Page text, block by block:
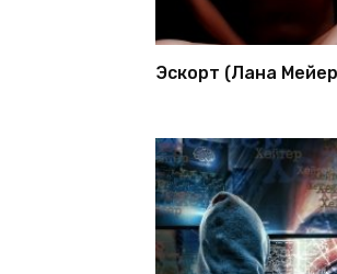
Эскорт (Лана